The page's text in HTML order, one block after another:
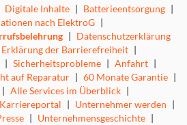
maximale Kontrolle über Musik
Berührung, ohne dass Sie
berühren müssen. Sie
anhalten, den Song
beenden/abweisen, die letzte
und auch den
oder iOs aktivieren.
Digitale Inhalte | Batterieentsorgung |
nach ElektroG |
| Datenschutzerklärung
Erklärung der Barrierefreiheit |
| Sicherheitsprobleme | Anfahrt |
auf Reparatur | 60 Monate Garantie |
| Alle Services im Überblick |
Karriereportal | Unternehmer werden |
| Unternehmensgeschichte |